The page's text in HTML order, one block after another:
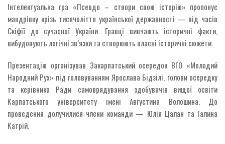
Інтелектуальна гра «Псевдо – створи свою історію» пропонує
мандрівку крізь тисячоліття української державності — від часів
Скіфії до сучасної України. Гравці вивчають історичні факти,
вибудовують логічні зв’язки та створюють власні історичні сюжети.
Презентацію організував Закарпатський осередок ВГО «Молодий
Народний Рух» під головуванням Ярослава Бідзілі, голови осередку
та керівника Ради самоврядування здобувачів вищої освіти
Карпатського університету імені Августина Волошина. До
проведення долучилися члени команди — Юлія Цалан та Галина
Катрій.